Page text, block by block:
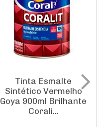
Tinta Esmalte
Sintético Vermelho
Goya 900ml Brilhante
Corali...